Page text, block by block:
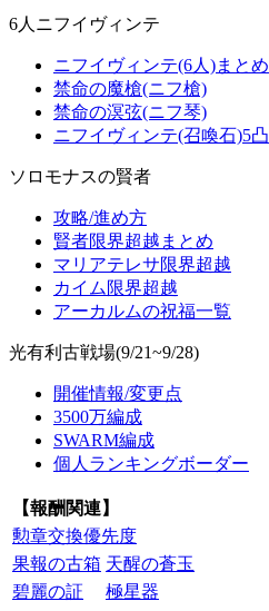
6人ニフイヴィンテ
ニフイヴィンテ(6人)まとめ
禁命の魔槍(ニフ槍)
禁命の溟弦(ニフ琴)
ニフイヴィンテ(召喚石)5凸
ソロモナスの賢者
攻略/進め方
賢者限界超越まとめ
マリアテレサ限界超越
カイム限界超越
アーカルムの祝福一覧
光有利古戦場(9/21~9/28)
開催情報/変更点
3500万編成
SWARM編成
個人ランキングボーダー
【報酬関連】
勲章交換優先度
果報の古箱 天醒の蒼玉
碧麗の証
極星器